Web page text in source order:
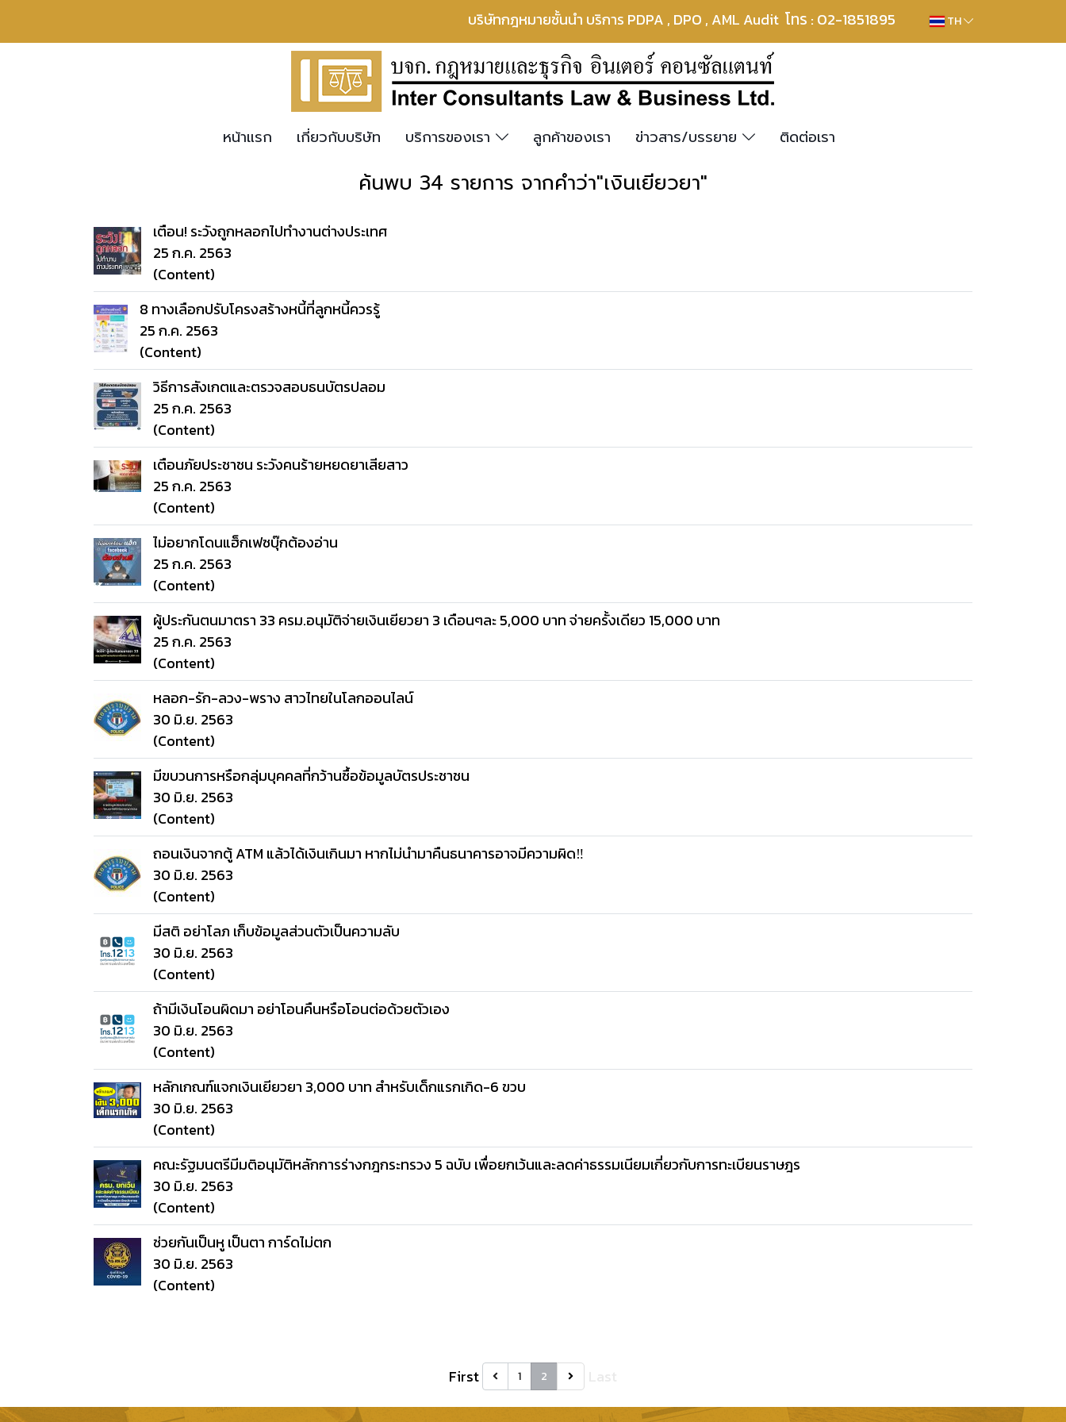
บริษัทกฎหมายชั้นนำ บริการ PDPA , DPO , AML Audit โทร : 02-1851895 TH
หน้าแรก เกี่ยวกับบริษัท บริการของเรา ลูกค้าของเรา ข่าวสาร/บรรยาย ติดต่อเรา
ค้นพบ 34 รายการ จากคำว่า"เงินเยียวยา"
เตือน! ระวังถูกหลอกไปทำงานต่างประเทศ
25 ก.ค. 2563
(Content)
8 ทางเลือกปรับโครงสร้างหนี้ที่ลูกหนี้ควรรู้
25 ก.ค. 2563
(Content)
วิธีการสังเกตและตรวจสอบธนบัตรปลอม
25 ก.ค. 2563
(Content)
เตือนภัยประชาชน ระวังคนร้ายหยดยาเสียสาว
25 ก.ค. 2563
(Content)
ไม่อยากโดนแฮ็กเฟซบุ๊กต้องอ่าน
25 ก.ค. 2563
(Content)
ผู้ประกันตนมาตรา 33 ครม.อนุมัติจ่ายเงินเยียวยา 3 เดือนๆละ 5,000 บาท จ่ายครั้งเดียว 15,000 บาท
25 ก.ค. 2563
(Content)
หลอก-รัก-ลวง-พราง สาวไทยในโลกออนไลน์
30 มิ.ย. 2563
(Content)
มีขบวนการหรือกลุ่มบุคคลที่กว้านซื้อข้อมูลบัตรประชาชน
30 มิ.ย. 2563
(Content)
ถอนเงินจากตู้ ATM แล้วได้เงินเกินมา หากไม่นำมาคืนธนาคารอาจมีความผิด‼️
30 มิ.ย. 2563
(Content)
มีสติ อย่าโลภ เก็บข้อมูลส่วนตัวเป็นความลับ
30 มิ.ย. 2563
(Content)
ถ้ามีเงินโอนผิดมา อย่าโอนคืนหรือโอนต่อด้วยตัวเอง
30 มิ.ย. 2563
(Content)
หลักเกณฑ์แจกเงินเยียวยา 3,000 บาท สำหรับเด็กแรกเกิด-6 ขวบ
30 มิ.ย. 2563
(Content)
คณะรัฐมนตรีมีมติอนุมัติหลักการร่างกฎกระทรวง 5 ฉบับ เพื่อยกเว้นและลดค่าธรรมเนียมเกี่ยวกับการทะเบียนราษฎร
30 มิ.ย. 2563
(Content)
ช่วยกันเป็นหู เป็นตา การ์ดไม่ตก
30 มิ.ย. 2563
(Content)
First 1 2